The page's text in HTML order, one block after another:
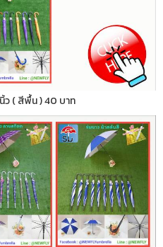
ว ( สีพื้น ) 40 บาท